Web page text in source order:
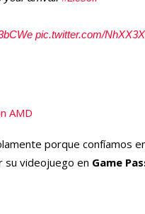
pic.twitter.com/
AMD
porque confíamos
su videojuego en Game